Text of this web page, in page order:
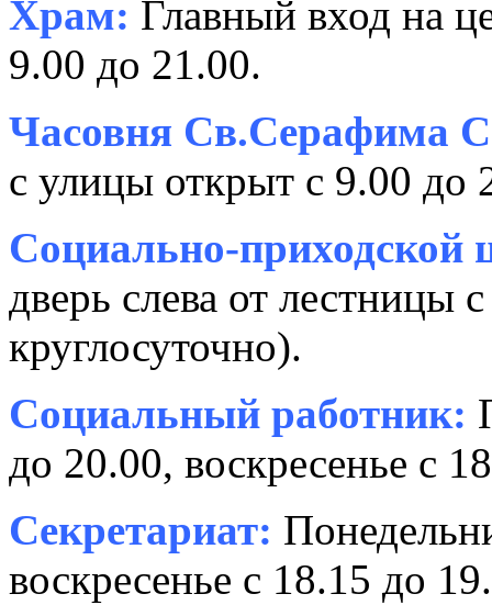
Храм: Главный вход на
9.00 до 21.00.
Часовня Св.Серафима
с улицы открыт с 9.00 до
Социально-приходской
дверь слева от лестницы
круглосуточно).
Социальный работник:
до 20.00, воскресенье с
Секретариат:
воскресенье с 18.15 до